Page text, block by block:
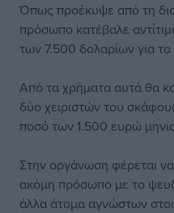
Όπως προέκυψε από τη
πρόσωπο κατέβαλε
των 7.500 δολαρίων για το
Από τα χρήματα αυτά θα
δύο χειριστών του
ποσό των 1.500 ευρώ
Στην οργάνωση φέρεται
ακόμη πρόσωπο με το
άλλα άτομα αγνώστων